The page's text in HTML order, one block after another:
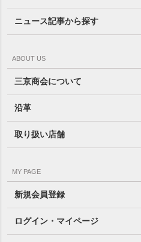
ニュース記事から探す
ABOUT US
三京商会について
沿革
取り扱い店舗
MY PAGE
新規会員登録
ログイン・マイページ